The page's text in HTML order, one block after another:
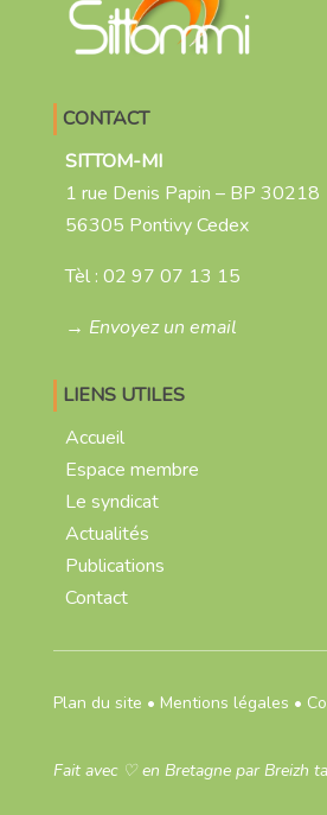
CONTACT
SITTOM-MI
1 rue Denis Papin – BP 30218
56305 Pontivy Cedex
Tèl : 02 97 07 13 15
→ Envoyez un email
LIENS UTILES
Accueil
Espace membre
Le syndicat
Actualités
Publications
Contact
Plan du site • Mentions légales •
Fait avec ♡en Bretagne par Breizh